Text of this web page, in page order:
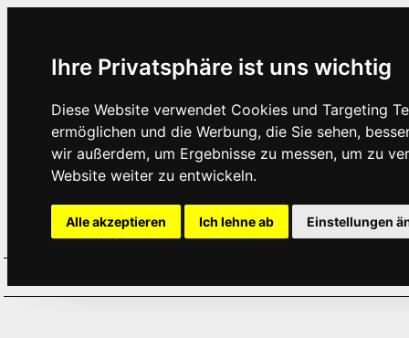
Ihre Privatsphäre ist uns wichtig
Diese Website verwendet Cookies und Targeting
ermöglichen und die Werbung, die Sie sehen,
wir außerdem, um Ergebnisse zu messen, um zu
Website weiter zu entwickeln.
Alle akzeptieren Ich lehne ab Einstellungen